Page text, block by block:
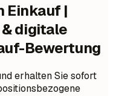
Einkauf |
digitale
Bewertung
erhalten Sie sofort